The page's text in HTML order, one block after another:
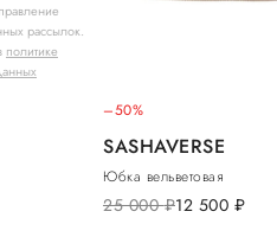
рассылок.
политике
–50%
SASHAVERSE
Юбка вельветовая
25 000руб.12 500 руб.